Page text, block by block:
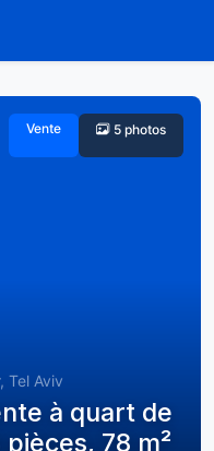
Vente 5 photos
Tel Aviv
à quart de
78 m²